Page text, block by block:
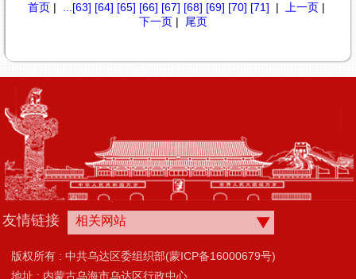
首页| [63] [64] [65] [66] [67] [68] [69] [70] [71] | 上一页|
下一页| 尾页
友情链接 相关网站
版权所有 : 中共乌达区委组织部(蒙ICP备16000679号)
地址 : 内蒙古乌海市乌达区行政中心